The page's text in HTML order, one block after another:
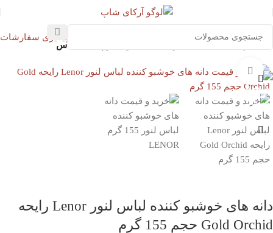
پیگیری سفارشات
بهداشت خانه نرم کننده لباس
بزرگنمایی تصویر
دانه های خوشبو کننده لباس لنور Lenor رایحه
Gold Orchid حجم 155 گرم